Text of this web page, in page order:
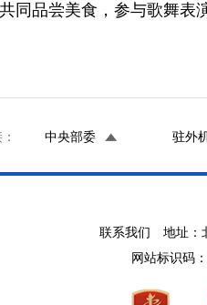
同品尝美食，参与歌舞表
中央部委 驻外
联系我们 地址：
网站标识码